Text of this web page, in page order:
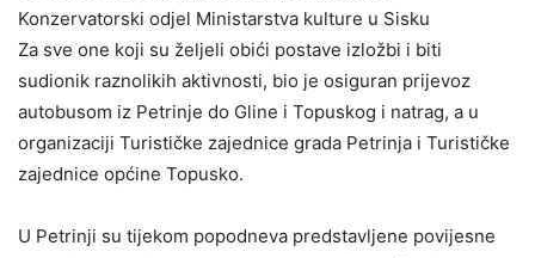
Konzervatorski odjel Ministarstva kulture u Sisku
Za sve one koji su željeli obići postave izložbi i biti
sudionik raznolikih aktivnosti, bio je osiguran prijevoz
autobusom iz Petrinje do Gline i Topuskog i natrag, a u
organizaciji Turističke zajednice grada Petrinja i Turističke
zajednice općine Topusko.
U Petrinji su tijekom popodneva predstavljene povijesne